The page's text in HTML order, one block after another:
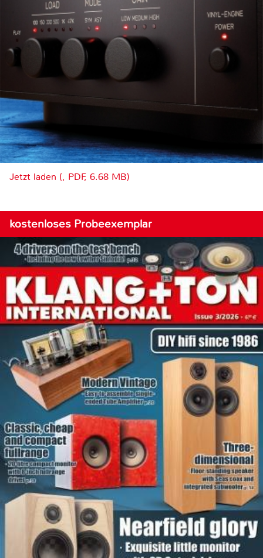
Jetzt laden (, PDF, 6.68 MB)
kostenloses Probeexemplar